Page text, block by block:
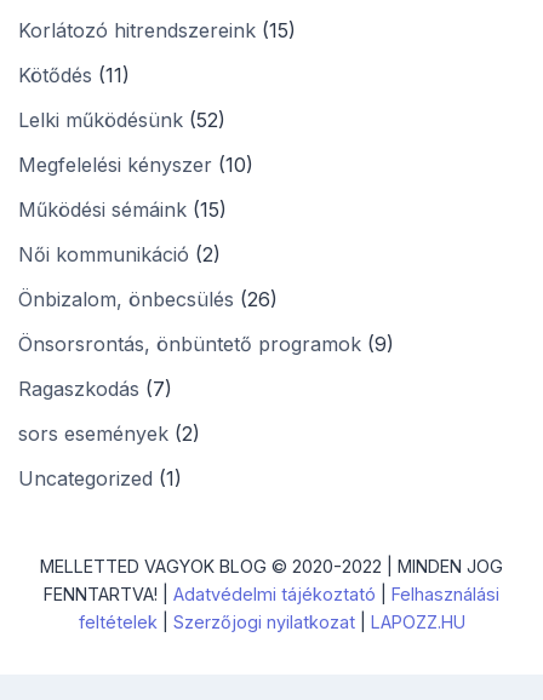
Korlátozó hitrendszereink (15)
Kötődés (11)
Lelki működésünk (52)
Megfelelési kényszer (10)
Működési sémáink (15)
Női kommunikáció (2)
Önbizalom, önbecsülés (26)
Önsorsrontás, önbüntető programok (9)
Ragaszkodás (7)
sors események (2)
Uncategorized (1)
MELLETTED VAGYOK BLOG © 2020-2022 | MINDEN JOG
FENNTARTVA! | Adatvédelmi tájékoztató
Felhasználási
feltételek
Szerzőjogi nyilatkozat| LAPOZZ.HU